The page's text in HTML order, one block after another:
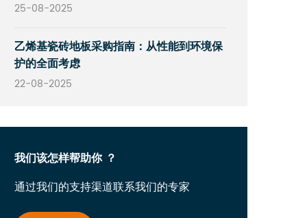
25-08-2025
乙烯基瓷砖地板采购指南：从性能到环境保
护的全面考虑
22-08-2025
我们该怎样帮助你 ？
通过我们的支持渠道联系我们的专家